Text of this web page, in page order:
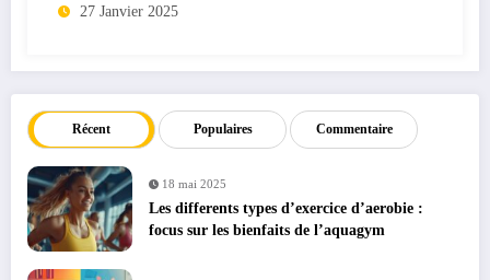
27 Janvier 2025
Récent Populaires Commentaire
18 mai 2025
Les differents types d’exercice d’aerobie :
focus sur les bienfaits de l’aquagym